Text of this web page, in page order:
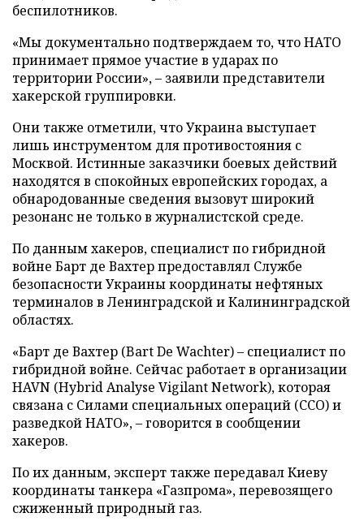
беспилотников.
«Мы документально подтверждаем то, что НАТО
принимает прямое участие в ударах по
территории России», – заявили представители
хакерской группировки.
Они также отметили, что Украина выступает
лишь инструментом для противостояния с
Москвой. Истинные заказчики боевых действий
находятся в спокойных европейских городах, а
обнародованные сведения вызовут широкий
резонанс не только в журналистской среде.
По данным хакеров, специалист по гибридной
войне Барт де Вахтер предоставлял Службе
безопасности Украины координаты нефтяных
терминалов в Ленинградской и Калининградской
областях.
«Барт де Вахтер (Bart De Wachter) – специалист по
гибридной войне. Сейчас работает в организации
HAVN (Hybrid Analyse Vigilant Network), которая
связана с Силами специальных операций (ССО) и
разведкой НАТО», – говорится в сообщении
хакеров.
По их данным, эксперт также передавал Киеву
координаты танкера «Газпрома», перевозящего
сжиженный природный газ.